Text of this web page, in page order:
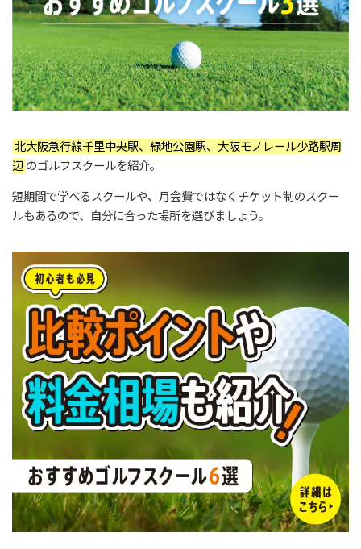
北大阪急行線千里中央駅、緑地公園駅、大阪モノレール少路駅周
辺 のゴルフスクールを紹介。
短期間で学べるスクールや、月会費ではなくチケット制のスクー
ルもあるので、自分に合った場所を選びましょう。